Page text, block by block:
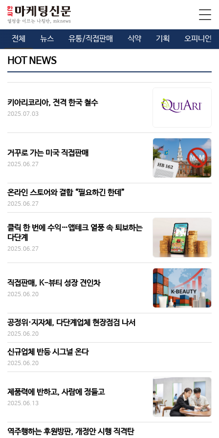
전체 뉴스 유통/직접판매 식약 기획 오피니언
HOT NEWS
키아리코리아, 전격 한국 철수
2025.07.03
거꾸로 가는 미국 직접판매
2025.06.27
온라인 스토어와 결합 “필요하긴 한데”
2025.06.27
클릭 한 번에 수익…앱테크 열풍 속 퇴보하는
다단계
2025.06.27
직접판매, K-뷰티 성장 견인차
2025.06.20
공정위·지자체, 다단계업체 현장점검 나서
2025.06.20
신규업체 반등 시그널 온다
2025.06.20
제품력에 반하고, 사람에 정들고
2025.06.13
역주행하는 후원방판, 개정안 시행 직격탄